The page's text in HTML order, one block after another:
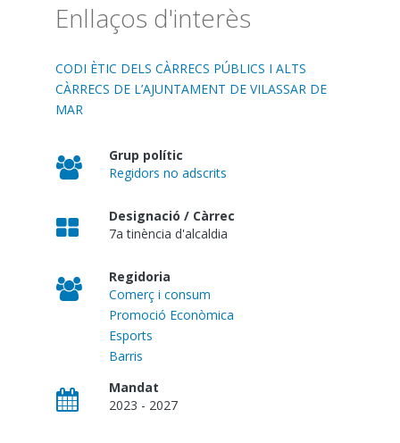
Enllaços d'interès
CODI ÈTIC DELS CÀRRECS PÚBLICS I ALTS
CÀRRECS DE L’AJUNTAMENT DE VILASSAR DE
MAR
Grup polític
Regidors no adscrits
Designació / Càrrec
7a tinència d'alcaldia
Regidoria
Comerç i consum
Promoció Econòmica
Esports
Barris
Mandat
2023 - 2027